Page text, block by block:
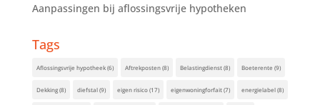
Aanpassingen bij aflossingsvrije hypotheken
Tags
Aflossingsvrije hypotheek(6) Aftrekposten(8) Belastingdienst(8) Boeterente (9)
Dekking(8) diefstal(9) eigen risico(17) eigenwoningforfait(7) energielabel(8)